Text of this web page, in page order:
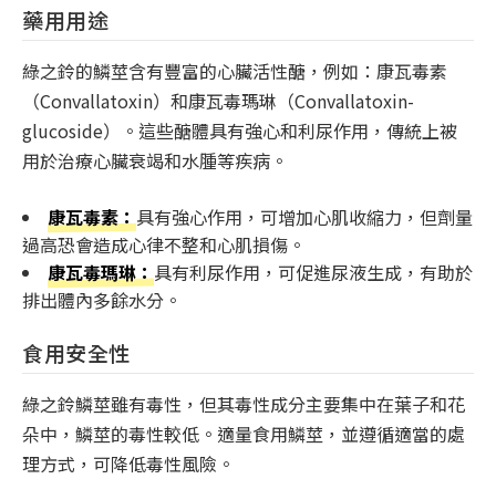
藥用用途
綠之鈴的鱗莖含有豐富的心臟活性醣，例如：康瓦毒素
（Convallatoxin）和康瓦毒瑪琳（Convallatoxin-
glucoside）。這些醣體具有強心和利尿作用，傳統上被
用於治療心臟衰竭和水腫等疾病。
康瓦毒素：具有強心作用，可增加心肌收縮力，但劑量
過高恐會造成心律不整和心肌損傷。
康瓦毒瑪琳：具有利尿作用，可促進尿液生成，有助於
排出體內多餘水分。
食用安全性
綠之鈴鱗莖雖有毒性，但其毒性成分主要集中在葉子和花
朵中，鱗莖的毒性較低。適量食用鱗莖，並遵循適當的處
理方式，可降低毒性風險。